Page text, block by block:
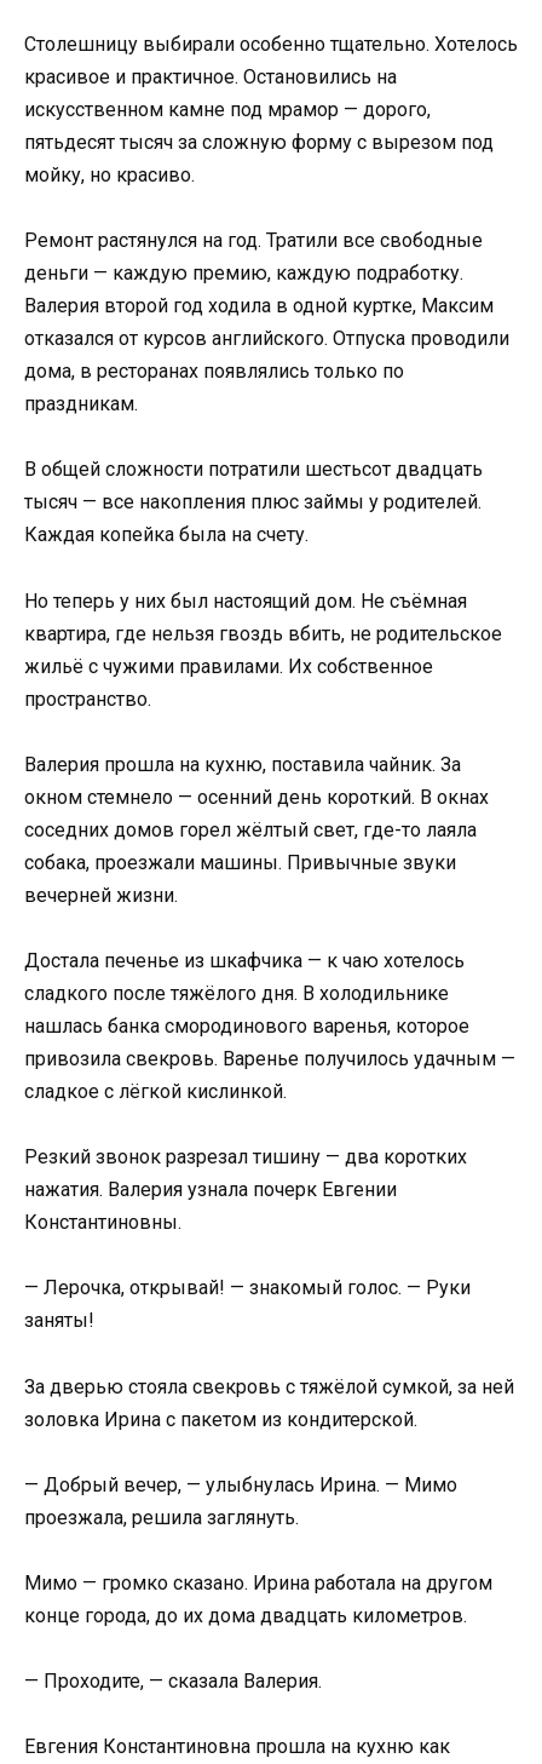
Столешницу выбирали особенно тщательно. Хотелось
красивое и практичное. Остановились на
искусственном камне под мрамор — дорого,
пятьдесят тысяч за сложную форму с вырезом под
мойку, но красиво.
Ремонт растянулся на год. Тратили все свободные
деньги — каждую премию, каждую подработку.
Валерия второй год ходила в одной куртке, Максим
отказался от курсов английского. Отпуска проводили
дома, в ресторанах появлялись только по
праздникам.
В общей сложности потратили шестьсот двадцать
тысяч — все накопления плюс займы у родителей.
Каждая копейка была на счету.
Но теперь у них был настоящий дом. Не съёмная
квартира, где нельзя гвоздь вбить, не родительское
жильё с чужими правилами. Их собственное
пространство.
Валерия прошла на кухню, поставила чайник. За
окном стемнело — осенний день короткий. В окнах
соседних домов горел жёлтый свет, где-то лаяла
собака, проезжали машины. Привычные звуки
вечерней жизни.
Достала печенье из шкафчика — к чаю хотелось
сладкого после тяжёлого дня. В холодильнике
нашлась банка смородинового варенья, которое
привозила свекровь. Варенье получилось удачным —
сладкое с лёгкой кислинкой.
Резкий звонок разрезал тишину — два коротких
нажатия. Валерия узнала почерк Евгении
Константиновны.
— Лерочка, открывай! — знакомый голос. — Руки
заняты!
За дверью стояла свекровь с тяжёлой сумкой, за ней
золовка Ирина с пакетом из кондитерской.
— Добрый вечер, — улыбнулась Ирина. — Мимо
проезжала, решила заглянуть.
Мимо — громко сказано. Ирина работала на другом
конце города, до их дома двадцать километров.
— Проходите, — сказала Валерия.
Евгения Константиновна прошла на кухню как